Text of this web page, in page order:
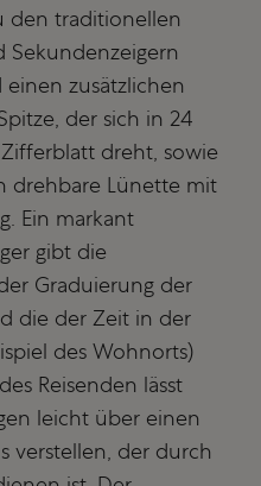
den traditionellen
einen zusätzlichen
der sich in 24
dreht, sowie
drehbare Lünette mit
Ein markant
gibt die
Graduierung der
die der Zeit in der
des Wohnorts)
Reisenden lässt
leicht über einen
ver­stel­len, der durch